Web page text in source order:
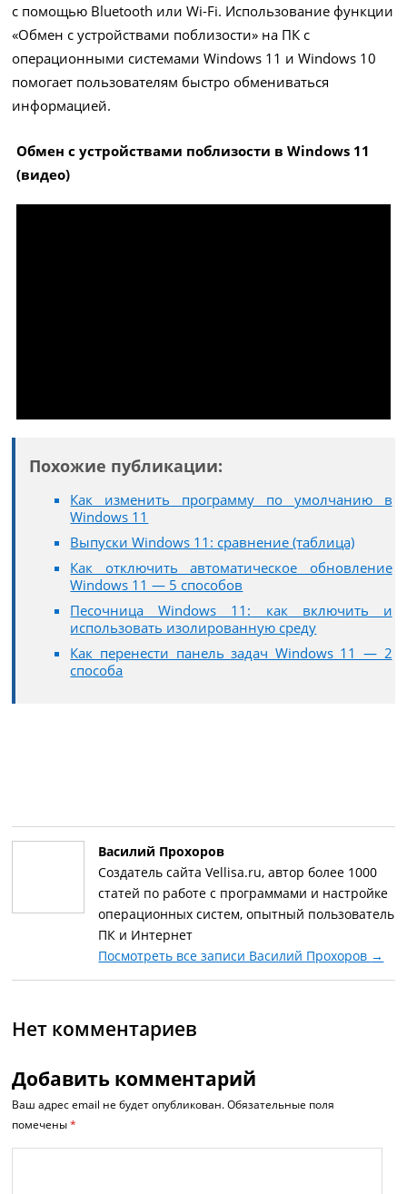
с помощью Bluetooth или Wi-Fi. Использование функции
«Обмен с устройствами поблизости» на ПК с
операционными системами Windows 11 и Windows 10
помогает пользователям быстро обмениваться
информацией.
Обмен с устройствами поблизости в Windows 11
(видео)
Похожие публикации:
Как изменить программу по умолчанию в
Windows 11
Выпуски Windows 11: сравнение (таблица)
Как отключить автоматическое обновление
Windows 11 — 5 способов
Песочница Windows 11: как включить и
использовать изолированную среду
Как перенести панель задач Windows 11 — 2
способа
Василий Прохоров
Создатель сайта Vellisa.ru, автор более 1000
статей по работе с программами и настройке
операционных систем, опытный пользователь
ПК и Интернет
Посмотреть все записи Василий Прохоров →
Нет комментариев
Добавить комментарий
Ваш адрес email не будет опубликован. Обязательные поля
помечены*